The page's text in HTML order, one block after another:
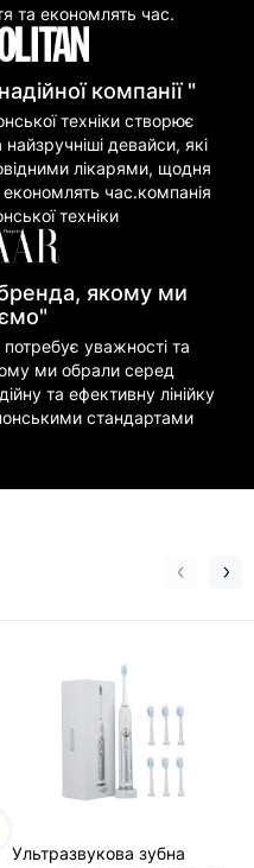
та економлять час.
компанії "
техніки створює
найзручніші девайси, які
лікарями, щодня
час.компанія
техніки
якому ми
уважності та
ми обрали серед
та ефективну лінійку
стандартами
Ультразвукова зубна